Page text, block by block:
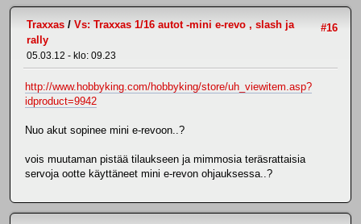
#16
Traxxas / Vs: Traxxas 1/16 autot -mini e-revo , slash ja
rally
05.03.12 - klo: 09.23
http://www.hobbyking.com/hobbyking/store/uh_viewitem.asp?
idproduct=9942
Nuo akut sopinee mini e-revoon..?
vois muutaman pistää tilaukseen ja mimmosia teräsrattaisia
servoja ootte käyttäneet mini e-revon ohjauksessa..?